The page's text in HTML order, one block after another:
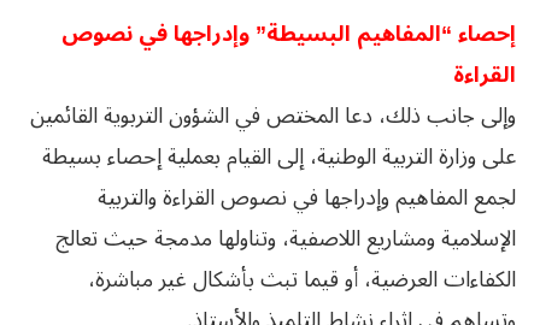
إحصاء “المفاهيم البسيطة” وإدراجها في نصوص
القراءة
وإلى جانب ذلك، دعا المختص في الشؤون التربوية القائمين
على وزارة التربية الوطنية، إلى القيام بعملية إحصاء بسيطة
لجمع المفاهيم وإدراجها في نصوص القراءة والتربية
الإسلامية ومشاريع اللاصفية، وتناولها مدمجة حيث تعالج
الكفاءات العرضية، أو قيما تبث بأشكال غير مباشرة،